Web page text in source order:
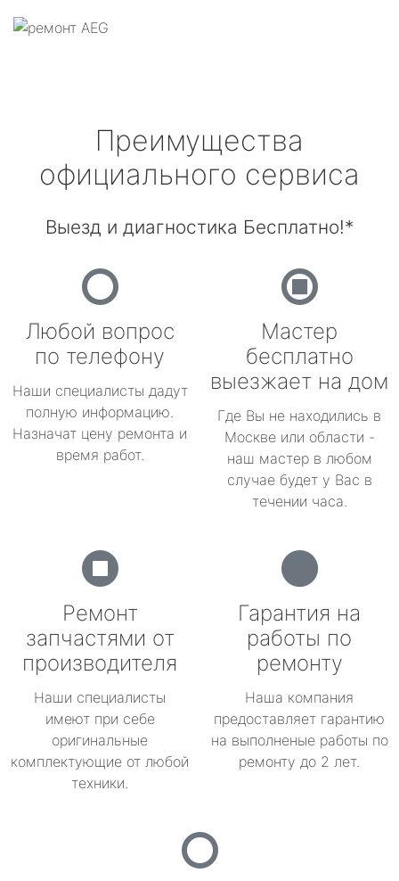
Преимущества
официального сервиса
Выезд и диагностика Бесплатно!*
Любой вопрос
по телефону
Наши специалисты дадут
полную информацию.
Назначат цену ремонта и
время работ.
Мастер
бесплатно
выезжает на дом
Где Вы не находились в
Москве или области -
наш мастер в любом
случае будет у Вас в
течении часа.
Ремонт
запчастями от
производителя
Наши специалисты
имеют при себе
оригинальные
комплектующие от любой
техники.
Гарантия на
работы по
ремонту
Наша компания
предоставляет гарантию
на выполненые работы по
ремонту до 2 лет.